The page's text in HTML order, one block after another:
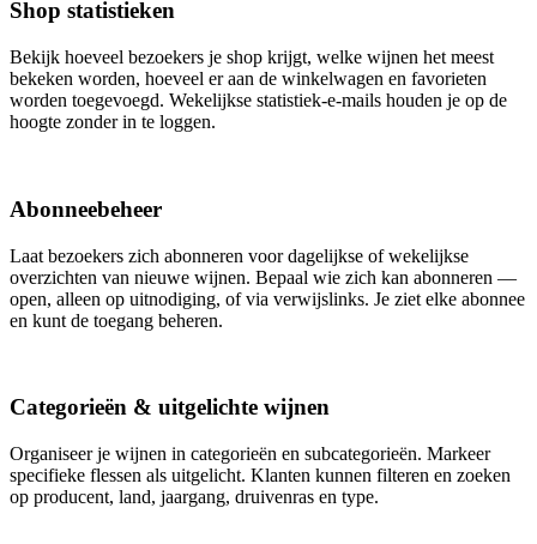
Shop statistieken
Bekijk hoeveel bezoekers je shop krijgt, welke wijnen het meest
bekeken worden, hoeveel er aan de winkelwagen en favorieten
worden toegevoegd. Wekelijkse statistiek-e-mails houden je op de
hoogte zonder in te loggen.
Abonneebeheer
Laat bezoekers zich abonneren voor dagelijkse of wekelijkse
overzichten van nieuwe wijnen. Bepaal wie zich kan abonneren —
open, alleen op uitnodiging, of via verwijslinks. Je ziet elke abonnee
en kunt de toegang beheren.
Categorieën & uitgelichte wijnen
Organiseer je wijnen in categorieën en subcategorieën. Markeer
specifieke flessen als uitgelicht. Klanten kunnen filteren en zoeken
op producent, land, jaargang, druivenras en type.